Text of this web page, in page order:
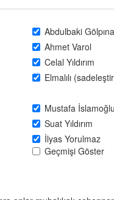
Abdulbaki
Ahmet Varol
Celal Yıldırım
Elmalılı
Mustafa İslamoğlu
Suat Yıldırım
İlyas Yorulmaz
Geçmişi Göster